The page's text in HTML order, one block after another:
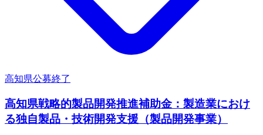
高知県公募終了
高知県戦略的製品開発推進補助金：製造業におけ
る独自製品・技術開発支援（製品開発事業）